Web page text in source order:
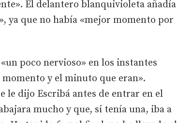
El delantero blanquivioleta añadía
ya que no había «mejor momento por
poco nervioso» en los instantes
y el minuto que eran».
le dijo Escribá antes de entrar en el
mucho y que, si tenía una, iba a